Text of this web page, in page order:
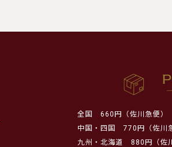
全国
660円（佐川急便）
中国・四国
770円（佐川
九州・北海道
880円（佐